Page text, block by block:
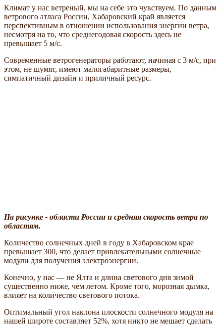
Климат у нас ветреный, мы на себе это чувствуем. По данным
ветрового атласа России, Хабаровский край является
перспективным в отношении использования энергии ветра,
несмотря на то, что среднегодовая скорость здесь не
превышает 5 м/с.
Современные ветрогенераторы работают, начиная с 3 м/с, при
этом, не шумят, имеют малогабаритные размеры,
симпатичный дизайн и приличный ресурс.
На рисунке - области России и средняя скорость ветра по
областям.
Количество солнечных дней в году в Хабаровском крае
превышает 300, что делает привлекательными солнечные
модули для получения электроэнергии.
Конечно, у нас — не Ялта и длина светового дня зимой
существенно ниже, чем летом. Кроме того, морозная дымка,
влияет на количество светового потока.
Оптимальный угол наклона плоскости солнечного модуля на
нашей широте составляет 52%, хотя никто не мешает сделать